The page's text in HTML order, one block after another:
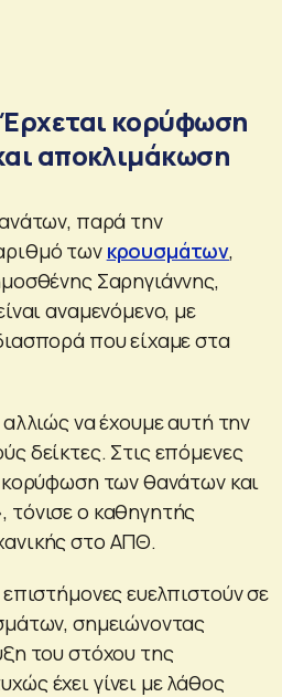
κορύφωση
αποκλιμάκωση
παρά την
των κρουσμάτων,
Σαρηγιάννης,
αναμενόμενο, με
που είχαμε στα
να έχουμε αυτή την
δείκτες. Στις επόμενες
των θανάτων και
ο καθηγητής
στο ΑΠΘ.
ευελπιστούν σε
σημειώνοντας
του στόχου της
έχει γίνει με λάθος